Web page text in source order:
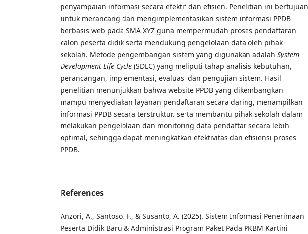
penyampaian informasi secara efektif dan efisien. Penelitian ini bertujuan
untuk merancang dan mengimplementasikan sistem informasi PPDB
berbasis web pada SMA XYZ guna mempermudah proses pendaftaran
calon peserta didik serta mendukung pengelolaan data oleh pihak
sekolah. Metode pengembangan sistem yang digunakan adalah System
Development Life Cycle (SDLC) yang meliputi tahap analisis kebutuhan,
perancangan, implementasi, evaluasi dan pengujian sistem. Hasil
penelitian menunjukkan bahwa website PPDB yang dikembangkan
mampu menyediakan layanan pendaftaran secara daring, menampilkan
informasi PPDB secara terstruktur, serta membantu pihak sekolah dalam
melakukan pengelolaan dan monitoring data pendaftar secara lebih
optimal, sehingga dapat meningkatkan efektivitas dan efisiensi proses
PPDB.
References
Anzori, A., Santoso, F., & Susanto, A. (2025). Sistem Informasi Penerimaan
Peserta Didik Baru & Administrasi Program Paket Pada PKBM Kartini